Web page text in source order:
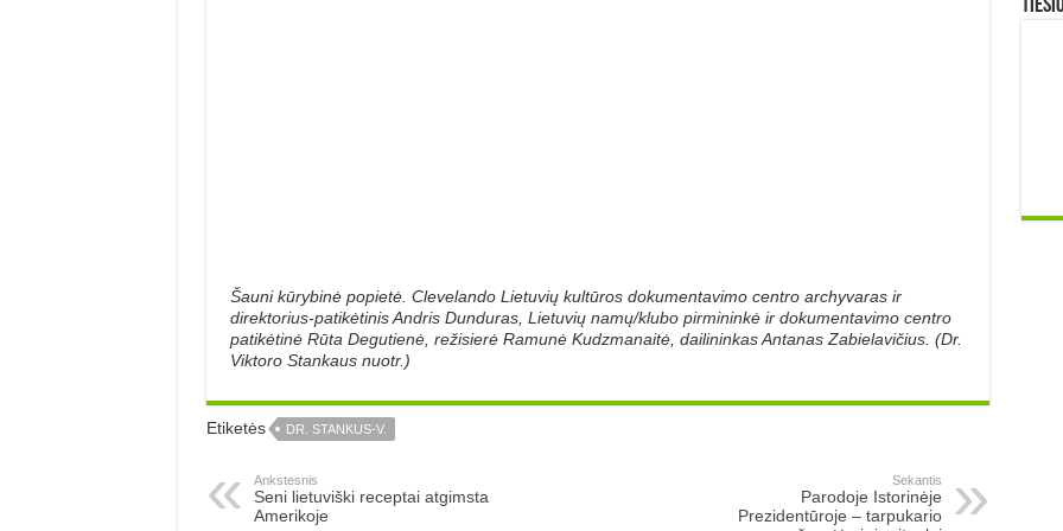
Šauni kūrybinė popietė. Clevelando Lietuvių kultūros dokumentavimo centro archyvaras ir
direktorius-patikėtinis Andris Dunduras, Lietuvių namų/klubo pirmininkė ir dokumentavimo centro
patikėtinė Rūta Degutienė, režisierė Ramunė Kudzmanaitė, dailininkas Antanas Zabielavičius. (Dr.
Viktoro Stankaus nuotr.)
Etiketės DR. STANKUS-V.
Ankstesnis
Seni lietuviški receptai atgimsta
Amerikoje
Sekantis
Parodoje Istorinėje
Prezidentūroje – tarpukario